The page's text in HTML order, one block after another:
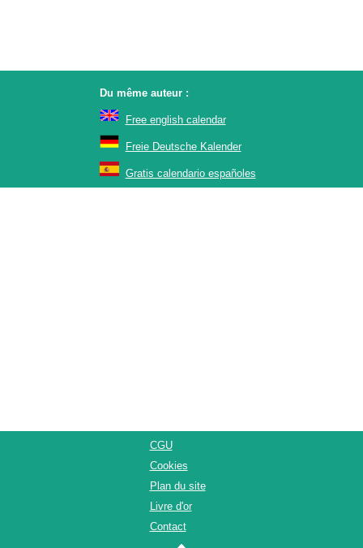
Du même auteur :
Free english calendar
Freie Deutsche Kalender
Gratis calendario españoles
CGU
Cookies
Plan du site
Livre d'or
Contact